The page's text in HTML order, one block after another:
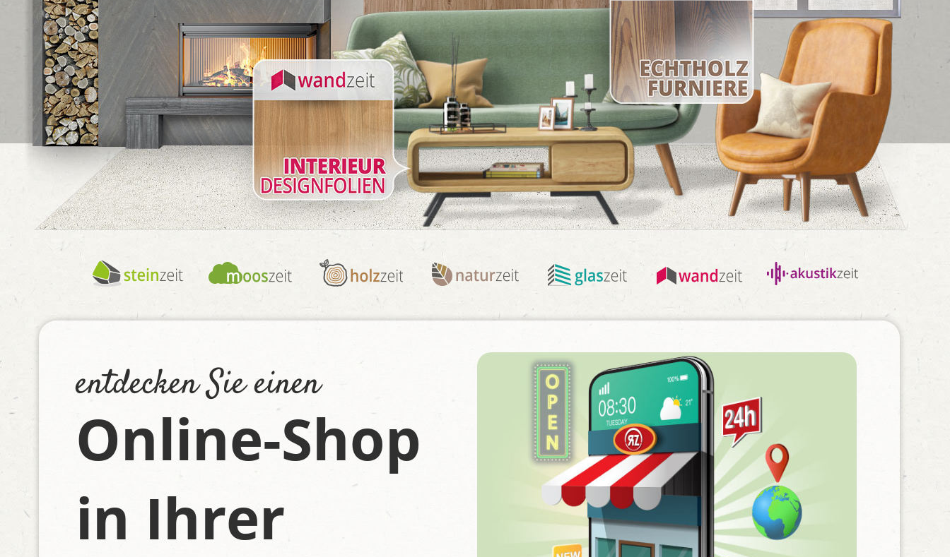
entdecken Sie einen
Online-Shop
in Ihrer